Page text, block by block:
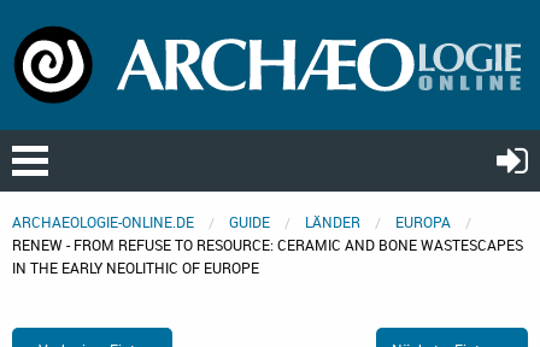
ARCHAEOLOGIE-ONLINE.DE GUIDE LÄNDER
EUROPA
RENEW - FROM REFUSE TO RESOURCE: CERAMIC AND BONE WASTESCAPES
IN THE EARLY NEOLITHIC OF EUROPE